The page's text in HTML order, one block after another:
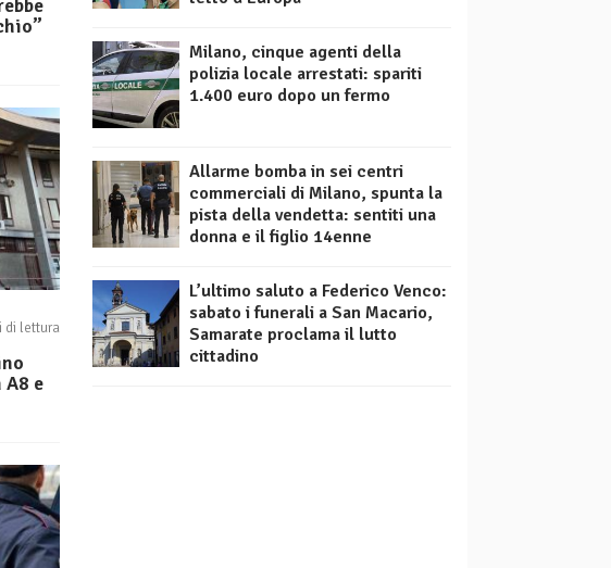
di lettura
e
Milano, cinque agenti della
polizia locale arrestati: spariti
1.400 euro dopo un fermo
Allarme bomba in sei centri
commerciali di Milano, spunta la
pista della vendetta: sentiti una
donna e il figlio 14enne
L’ultimo saluto a Federico Venco:
sabato i funerali a San Macario,
Samarate proclama il lutto
cittadino